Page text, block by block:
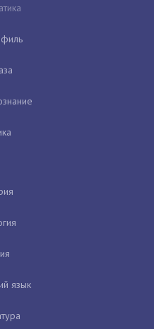
язык